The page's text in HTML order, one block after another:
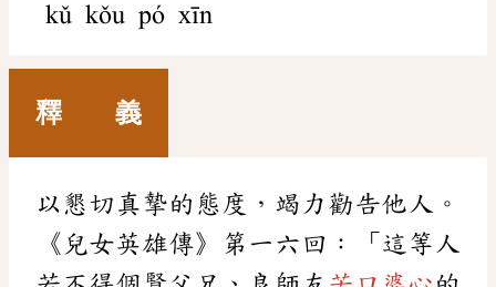
kǔ kǒu pó xīn
釋 義
以懇切真摯的態度，竭力勸告他人。
《兒女英雄傳》第一六回：「這等人